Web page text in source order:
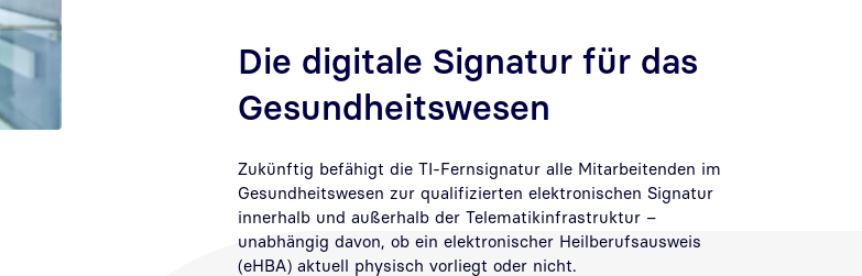
Die digitale Signatur für das
Gesundheitswesen
Zukünftig befähigt die TI-Fernsignatur alle Mitarbeitenden im
Gesundheitswesen zur qualifizierten elektronischen Signatur
innerhalb und außerhalb der Telematikinfrastruktur –
unabhängig davon, ob ein elektronischer Heilberufsausweis
(eHBA) aktuell physisch vorliegt oder nicht.